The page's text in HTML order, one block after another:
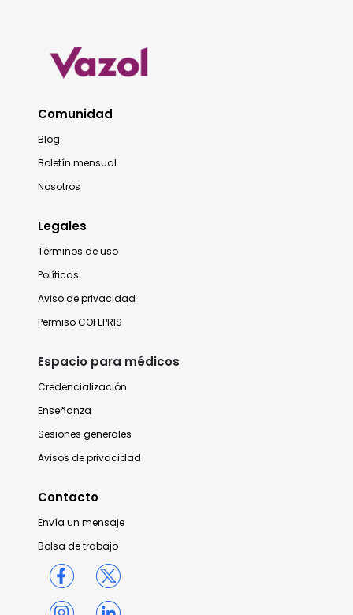
Comunidad
Blog
Boletín mensual
Nosotros
Legales
Términos de uso
Políticas
Aviso de privacidad
Permiso COFEPRIS
Espacio para médicos
Credencialización
Enseñanza
Sesiones generales
Avisos de privacidad
Contacto
Envía un mensaje
Bolsa de trabajo